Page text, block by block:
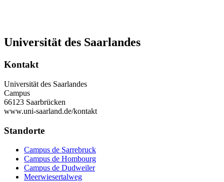
Universität des Saarlandes
Kontakt
Universität des Saarlandes
Campus
66123 Saarbrücken
www.uni-saarland.de/kontakt
Standorte
Campus de Sarrebruck
Campus de Hombourg
Campus de Dudweiler
Meerwiesertalweg